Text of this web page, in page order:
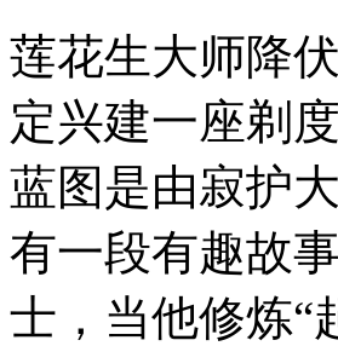
莲花生大师降
定兴建一座剃
蓝图是由寂护
有一段有趣故
士，当他修炼“